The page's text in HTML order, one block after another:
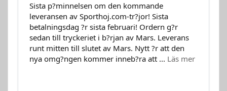
Sista p?minnelsen om den kommande
leveransen av Sporthoj.com-tr?jor! Sista
betalningsdag ?r sista februari! Ordern g?r
sedan till tryckeriet i b?rjan av Mars. Leverans
runt mitten till slutet av Mars. Nytt ?r att den
nya omg?ngen kommer inneb?ra att ... Läs mer